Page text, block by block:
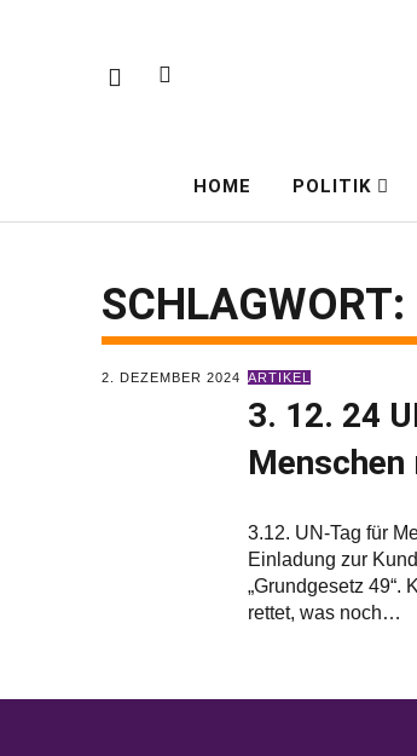
HOME POLITIK
SCHLAGWORT:
2. DEZEMBER 2024 ARTIKEL
3. 12. 24
3.12. UN-Tag für
Einladung zur
„Grundgesetz 49“.
rettet, was noch…